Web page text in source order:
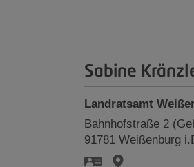
Sabine
Landratsamt
Bahnhofstraße 2
91781 Weißenburg